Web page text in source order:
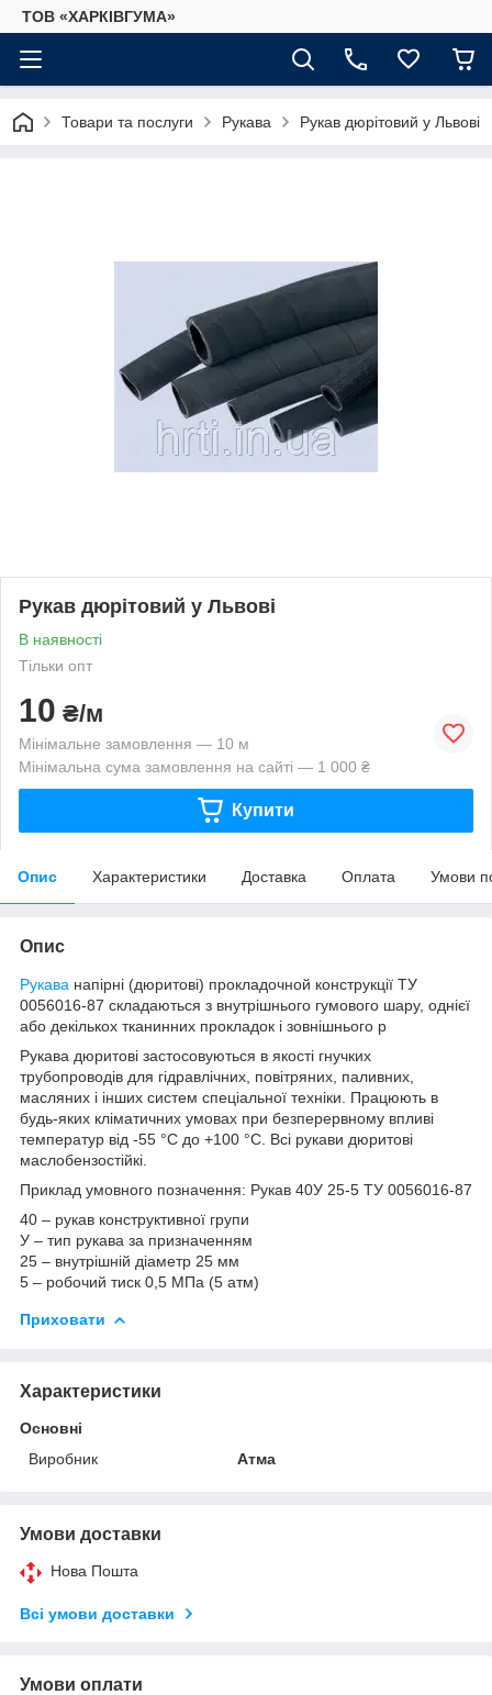
ТОВ «ХАРКІВГУМА»
Товари та послуги Рукава Рукав дюрітовий у Львові
Рукав дюрітовий у Львові
В наявності
Тільки опт
10 ₴/м
Мінімальне замовлення — 10 м
Мінімальна сума замовлення на сайті — 1 000 ₴
Купити
Опис Характеристики Доставка Оплата Умови
Опис
Рукава напірні (дюритові) прокладочной конструкції ТУ
0056016-87 складаються з внутрішнього гумового шару, однієї
або декількох тканинних прокладок і зовнішнього р
Рукава дюритові застосовуються в якості гнучких
трубопроводів для гідравлічних, повітряних, паливних,
масляних і інших систем спеціальної техніки. Працюють в
будь-яких кліматичних умовах при безперервному впливі
температур від -55 °С до +100 °С. Всі рукави дюритові
маслобензостійкі.
Приклад умовного позначення: Рукав 40У 25-5 ТУ 0056016-87
40 – рукав конструктивної групи
У – тип рукава за призначенням
25 – внутрішній діаметр 25 мм
5 – робочий тиск 0,5 МПа (5 атм)
Приховати
Характеристики
Основні
Виробник
Атма
Умови доставки
Нова Пошта
Всі умови доставки
Умови оплати